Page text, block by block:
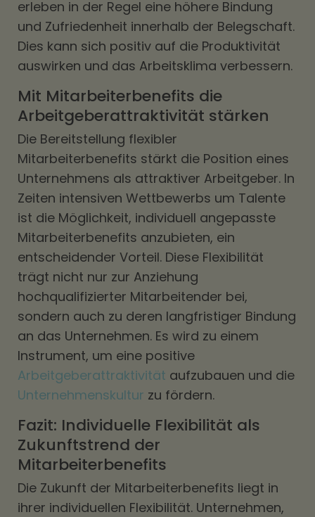
erleben in der Regel eine höhere Bindung
und Zufriedenheit innerhalb der Belegschaft.
Dies kann sich positiv auf die Produktivität
auswirken und das Arbeitsklima verbessern.
Mit Mitarbeiterbenefits die
Arbeitgeberattraktivität stärken
Die Bereitstellung flexibler
Mitarbeiterbenefits stärkt die Position eines
Unternehmens als attraktiver Arbeitgeber. In
Zeiten intensiven Wettbewerbs um Talente
ist die Möglichkeit, individuell angepasste
Mitarbeiterbenefits anzubieten, ein
entscheidender Vorteil. Diese Flexibilität
trägt nicht nur zur Anziehung
hochqualifizierter Mitarbeitender bei,
sondern auch zu deren langfristiger Bindung
an das Unternehmen. Es wird zu einem
Instrument, um eine positive
Arbeitgeberattraktivität aufzubauen und die
Unternehmenskultur zu fördern.
Fazit: Individuelle Flexibilität als
Zukunftstrend der
Mitarbeiterbenefits
Die Zukunft der Mitarbeiterbenefits liegt in
ihrer individuellen Flexibilität. Unternehmen,